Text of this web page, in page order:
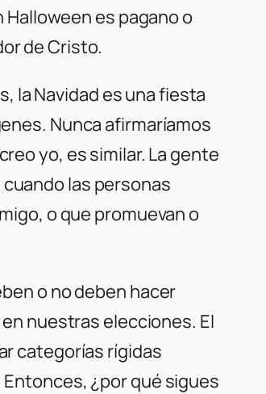
es pagano o
de Cristo.
la Navidad es una fiesta
Nunca afirmaríamos
yo, es similar. La gente
las personas
o que promuevan o
o no deben hacer
nuestras elecciones. El
categorías rígidas
¿por qué sigues